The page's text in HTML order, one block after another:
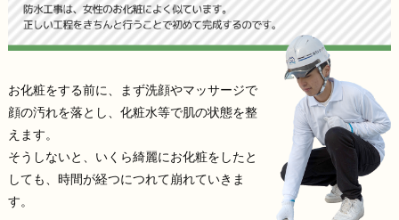
お化粧をする前に、まず洗顔やマッサージで
顔の汚れを落とし、化粧水等で肌の状態を整
えます。
そうしないと、いくら綺麗にお化粧をしたと
しても、時間が経つにつれて崩れていきま
す。